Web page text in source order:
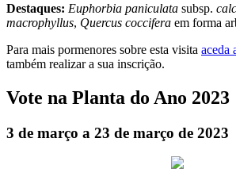
Destaques: Euphorbia paniculata subsp.
macrophyllus, Quercus coccifera em forma
Para mais pormenores sobre esta visita aceda
também realizar a sua inscrição.
Vote na Planta do Ano 2023
3 de março a 23 de março de 2023